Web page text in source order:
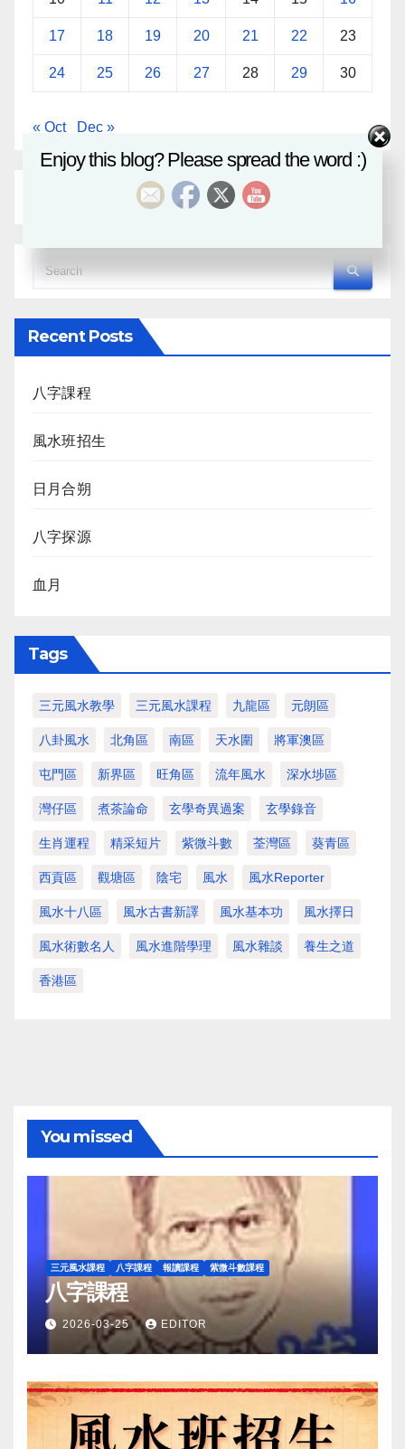
17 18 19 20 21 22 23
24 25 26 27 28 29 30
« Oct Dec »
Recent Posts
八字課程
風水班招生
日月合朔
八字探源
血月
Tags
三元風水教學 三元風水課程 九龍區 元朗區
八卦風水 北角區 南區 天水圍 將軍澳區
屯門區 新界區 旺角區 流年風水 深水埗區
灣仔區 煮茶論命 玄學奇異過案 玄學錄音
生肖運程 精采短片 紫微斗數 荃灣區 葵青區
西貢區 觀塘區 陰宅 風水 風水Reporter
風水十八區 風水古書新譯 風水基本功 風水擇日
風水術數名人 風水進階學理 風水雜談 養生之道
香港區
You missed
三元風水課程 八字課程 報讀課程 紫微斗數課程
八字課程
2026-03-25 EDITOR
Enjoy this blog? Please spread the word :)